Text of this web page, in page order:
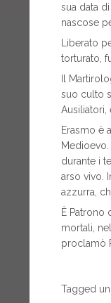
sua data
nascose
Liberato
torturato,
Il
suo culto
Ausiliatori,
Erasmo è
durante i
arso vivo.
azzurra,
È Patrono
mortali,
proclamò
Tagged